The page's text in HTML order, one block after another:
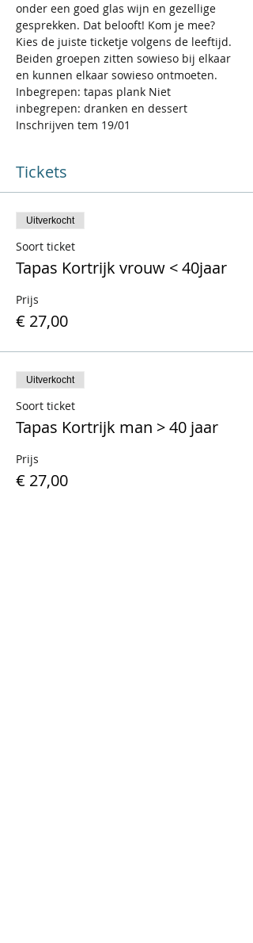
onder een goed glas wijn en gezellige
gesprekken. Dat belooft! Kom je mee?
Kies de juiste ticketje volgens de leeftijd.
Beiden groepen zitten sowieso bij elkaar
en kunnen elkaar sowieso ontmoeten.
Inbegrepen: tapas plank Niet
inbegrepen: dranken en dessert
Inschrijven tem 19/01
Tickets
Uitverkocht
Soort ticket
Tapas Kortrijk vrouw < 40jaar
Prijs
€ 27,00
Uitverkocht
Soort ticket
Tapas Kortrijk man > 40 jaar
Prijs
€ 27,00